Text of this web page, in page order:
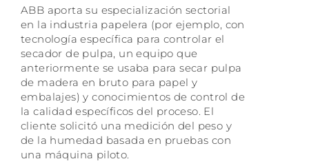
ABB aporta su especialización sectorial
en la industria papelera (por ejemplo, con
tecnología específica para controlar el
secador de pulpa, un equipo que
anteriormente se usaba para secar pulpa
de madera en bruto para papel y
embalajes) y conocimientos de control de
la calidad específicos del proceso. El
cliente solicitó una medición del peso y
de la humedad basada en pruebas con
una máquina piloto.